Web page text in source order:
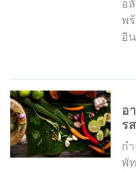
อ
พ
อิ
อ
ร
ก
พั